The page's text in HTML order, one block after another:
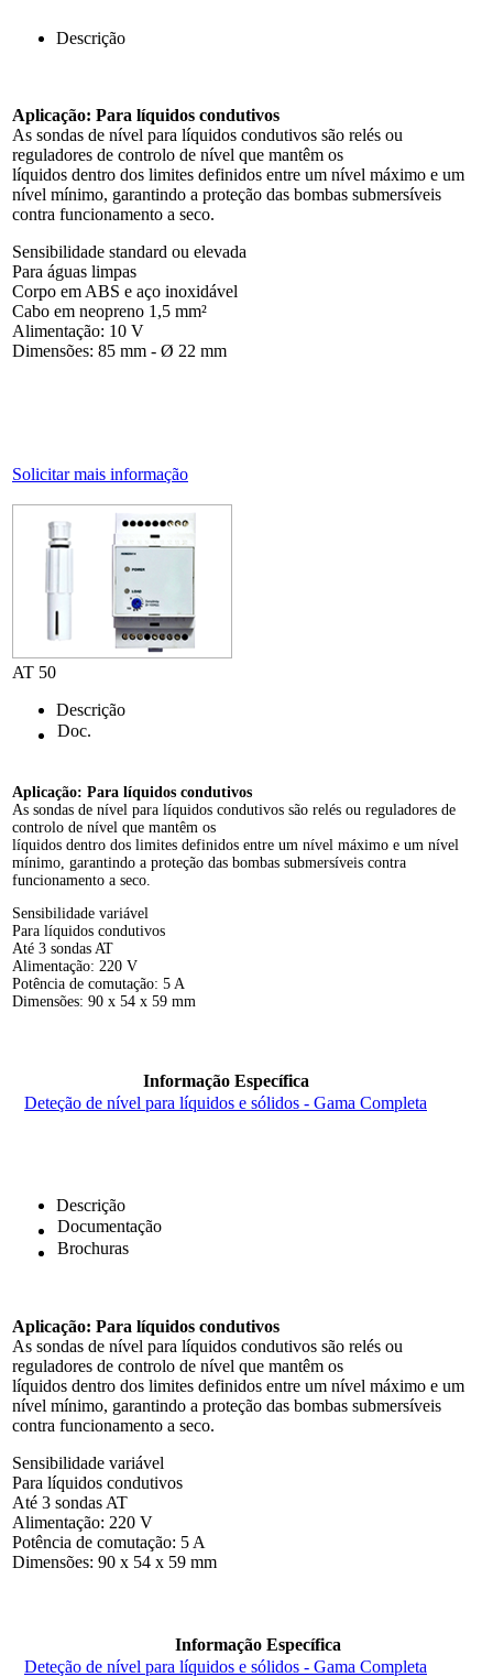
Descrição
Aplicação: Para líquidos condutivos
As sondas de nível para líquidos condutivos são relés ou
reguladores de controlo de nível que mantêm os
líquidos dentro dos limites definidos entre um nível máximo e um
nível mínimo, garantindo a proteção das bombas submersíveis
contra funcionamento a seco.
Sensibilidade standard ou elevada
Para águas limpas
Corpo em ABS e aço inoxidável
Cabo em neopreno 1,5 mm²
Alimentação: 10 V
Dimensões: 85 mm - Ø 22 mm
Solicitar mais informação
AT 50
Descrição
Doc.
Aplicação: Para líquidos condutivos
As sondas de nível para líquidos condutivos são relés ou reguladores de
controlo de nível que mantêm os
líquidos dentro dos limites definidos entre um nível máximo e um nível
mínimo, garantindo a proteção das bombas submersíveis contra
funcionamento a seco.
Sensibilidade variável
Para líquidos condutivos
Até 3 sondas AT
Alimentação: 220 V
Potência de comutação: 5 A
Dimensões: 90 x 54 x 59 mm
Informação Específica
Deteção de nível para líquidos e sólidos - Gama Completa
Descrição
Documentação
Brochuras
Aplicação: Para líquidos condutivos
As sondas de nível para líquidos condutivos são relés ou
reguladores de controlo de nível que mantêm os
líquidos dentro dos limites definidos entre um nível máximo e um
nível mínimo, garantindo a proteção das bombas submersíveis
contra funcionamento a seco.
Sensibilidade variável
Para líquidos condutivos
Até 3 sondas AT
Alimentação: 220 V
Potência de comutação: 5 A
Dimensões: 90 x 54 x 59 mm
Informação Específica
Deteção de nível para líquidos e sólidos - Gama Completa